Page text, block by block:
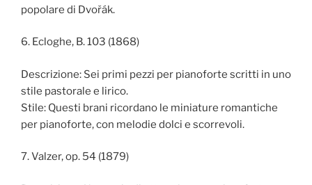
popolare di Dvořák.
6. Ecloghe, B. 103 (1868)
Descrizione: Sei primi pezzi per pianoforte scritti in uno
stile pastorale e lirico.
Stile: Questi brani ricordano le miniature romantiche
per pianoforte, con melodie dolci e scorrevoli.
7. Valzer, op. 54 (1879)